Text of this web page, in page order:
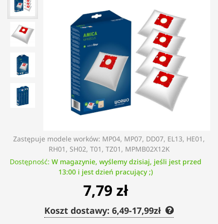
Zastępuje modele worków: MP04, MP07, DD07, EL13, HE01,
RH01, SH02, T01, TZ01, MPMB02X12K
Dostępność: W magazynie, wyślemy dzisiaj, jeśli jest przed
13:00 i jest dzień pracujący ;)
7,79 zł
Koszt dostawy: 6,49-17,99zł